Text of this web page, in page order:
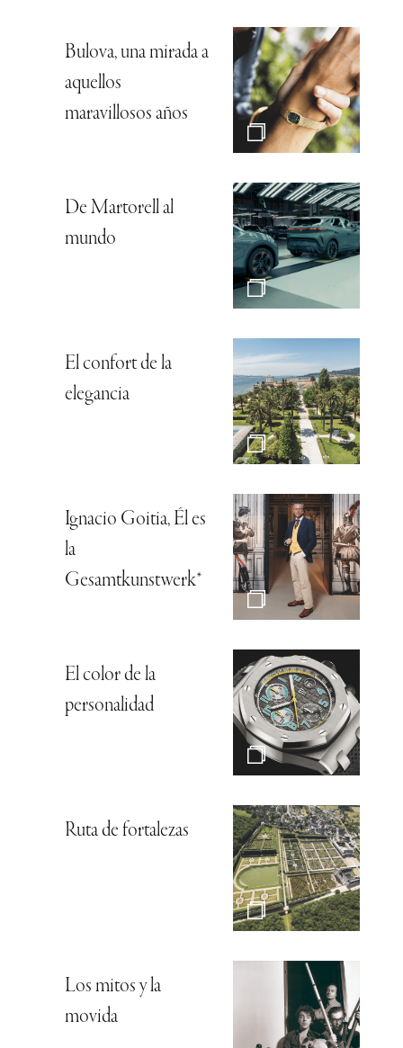
Bulova, una mirada a
aquellos
maravillosos años
De Martorell al
mundo
El confort de la
elegancia
Ignacio Goitia, Él es
la
Gesamtkunstwerk*
El color de la
personalidad
Ruta de fortalezas
Los mitos y la
movida